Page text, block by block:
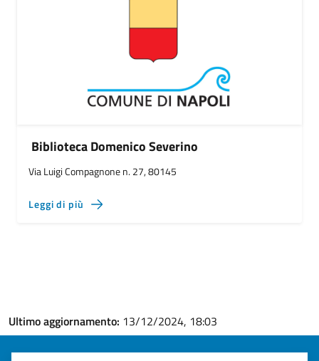
Biblioteca Domenico Severino
Via Luigi Compagnone n. 27, 80145
Leggi di più
Ultimo aggiornamento: 13/12/2024, 18:03